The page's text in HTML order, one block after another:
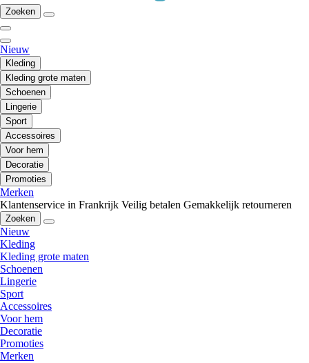
Zoeken
Nieuw
Kleding
Kleding grote maten
Schoenen
Lingerie
Sport
Accessoires
Voor hem
Decoratie
Promoties
Merken
Klantenservice in Frankrijk Veilig betalen Gemakkelijk retourneren
Zoeken
Nieuw
Kleding
Kleding grote maten
Schoenen
Lingerie
Sport
Accessoires
Voor hem
Decoratie
Promoties
Merken